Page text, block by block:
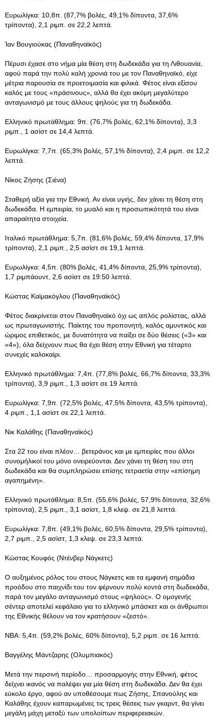
Ευρωλίγκα: 10,8π. (87,7% βολές, 49,1% δίποντα, 37,6%
τρίποντα), 2,1 ριμπ. σε 22,2 λεπτά.
Ίαν Βουγιούκας (Παναθηναϊκός)
Πέρυσι έχασε στο νήμα μία θέση στη δωδεκάδα για τη Λιθουανία,
αφού παρά την πολύ καλή χρονιά του με τον Παναθηναϊκό, είχε
μέτρια παρουσία σε προετοιμασία και φιλικά. Φέτος είναι εξίσου
καλός με τους «πράσινους», αλλά θα έχει ακόμη μεγαλύτερο
ανταγωνισμό με τους άλλους ψηλούς για τη δωδεκάδα.
Ελληνικό πρωτάθλημα: 9π. (76,7% βολές, 62,1% δίποντα), 3,3
ριμπ., 1 ασίστ σε 14,4 λεπτά.
Ευρωλίγκα: 7,7π. (65,3% βολές, 57,1% δίποντα), 2,4 ριμπ. σε 12,2
λεπτά.
Νίκος Ζήσης (Σιένα)
Σταθερή αξία για την Εθνική. Αν είναι υγιής, δεν χάνει τη θέση στη
δωδεκάδα. Η εμπειρία, το μυαλό και η προσωπικότητά του είναι
απαραίτητα στοιχεία.
Ιταλικό πρωτάθλημα: 5,7π. (81,6% βολές, 59,4% δίποντα, 17,9%
τρίποντα), 2,1 ριμπ., 2,5 ασίστ σε 19,1 λεπτά.
Ευρωλίγκα: 4,5π. (80% βολές, 41,4% δίποντα, 25,9% τρίποντα),
1,7 ριμπάουντ, 2,6 ασίστ σε 19:50 λεπτά.
Κώστας Καϊμακόγλου (Παναθηναϊκός)
Φέτος διακρίνεται στον Παναθηναϊκό όχι ως απλός ρολίστας, αλλά
ως πρωταγωνιστής. Παίκτης του προπονητή, καλός αμυντικός και
ώριμος επιθετικός, με δυνατότητα να παίξει σε δύο θέσεις («3» και
«4»), όλα δείχνουν πως θα έχει θέση στην Εθνική για τέταρτο
συνεχές καλοκαίρι.
Ελληνικό πρωτάθλημα: 7,4π. (77,8% βολές, 66,7% δίποντα, 33,3%
τρίποντα), 3,9 ριμπ., 1,3 ασίστ σε 19 λεπτά.
Ευρωλίγκα: 7,9π. (72,5% βολές, 47,5% δίποντα, 43,5% τρίποντα),
4 ριμπ., 1,1 ασίστ σε 22,1 λεπτά.
Νικ Καλάθης (Παναθηναϊκός)
Στα 22 του είναι πλέον… βετεράνος και με εμπειρίες που άλλοι
συνομήλικοί του μόνο ονειρεύονται. Δεν χάνει τη θέση του στη
δωδεκάδα και θα συμπληρώσει επίσης τετραετία στην «επίσημη
αγαπημένη».
Ελληνικό πρωτάθλημα: 8,5π. (55,6% βολές, 57,9% δίποντα, 32,6%
τρίποντα), 2,5 ριμπ., 3,1 ασίστ, 1,8 κλεψ. σε 21,8 λεπτά.
Ευρωλίγκα: 7,8π. (49,1% βολές, 60,5% δίποντα, 29,5% τρίποντα),
2,7 ριμπ., 2,5 ασίστ, 1,3 κλεψ. σε 23,3 λεπτά.
Κώστας Κουφός (Ντένβερ Νάγκετς)
Ο αυξημένος ρόλος του στους Νάγκετς και τα εμφανή σημάδια
προόδου στο παιχνίδι του τον φέρνουν πολύ κοντά στη δωδεκάδα,
παρά τον μεγάλο ανταγωνισμό στους «ψηλούς». Ο ομογενής
σέντερ αποτελεί κεφάλαιο για το ελληνικό μπάσκετ και οι άνθρωποι
της Εθνικής θέλουν να τον κρατήσουν «ζεστό».
ΝΒΑ: 5,4π. (59,2% βολές, 60% δίποντα), 5,2 ριμπ. σε 16 λεπτά.
Βαγγέλης Μάντζαρης (Ολυμπιακός)
Μετά την περσινή περίοδο… προσαρμογής στην Εθνική, φέτος
δείχνει ικανός να παλέψει για μία θέση στη δωδεκάδα. Δεν θα έχει
εύκολο έργο, αφού αν υποθέσουμε πως Ζήσης, Σπανούλης και
Καλάθης έχουν καπαρωμένες τις τρεις θέσεις των γκαρντ, θα γίνει
μεγάλη μάχη μεταξύ των υπολοίπων περιφερειακών.